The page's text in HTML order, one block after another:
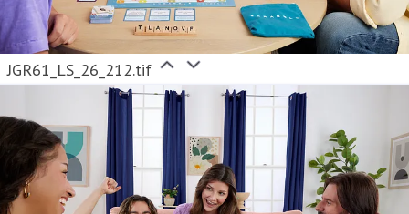
JGR61_LS_26_212.tif